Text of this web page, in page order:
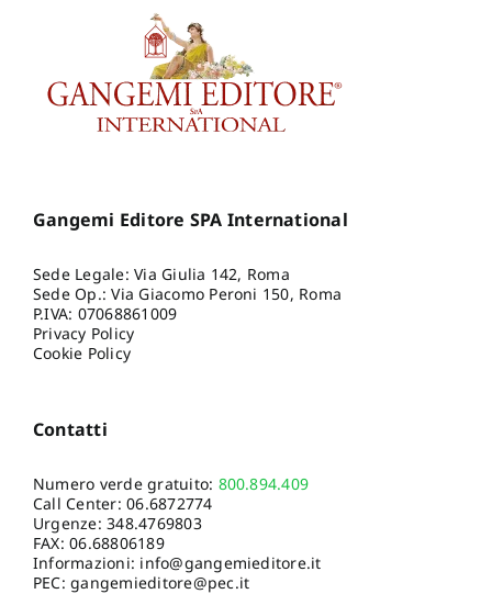
Gangemi Editore SPA International
Sede Legale: Via Giulia 142, Roma
Sede Op.: Via Giacomo Peroni 150, Roma
P.IVA: 07068861009
Privacy Policy
Cookie Policy
Contatti
Numero verde gratuito: 800.894.409
Call Center:06.6872774
Urgenze:348.4769803
FAX: 06.68806189
Informazioni: info@gangemieditore.it
PEC: gangemieditore@pec.it